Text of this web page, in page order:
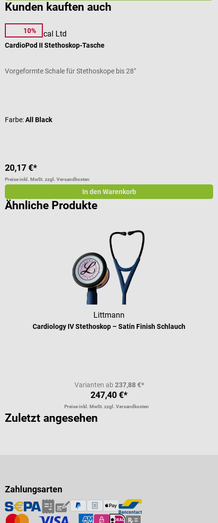
Kunden kauften auch
10%
Pod Technical Ltd
CardioPod II Stethoskop-Tasche
Vorgeformte Schale für Stethoskope bis 28"
Farbe:All Black
20,17 €*
Preise inkl. MwSt. zzgl. Versandkosten
In den Warenkorb
Ähnliche Produkte
Littmann
Cardiology IV Stethoskop – Satin Finish Schlauch
Varianten ab 237,88 €*
247,40 €*
Preise inkl. MwSt. zzgl. Versandkosten
Zuletzt angesehen
Zahlungsarten